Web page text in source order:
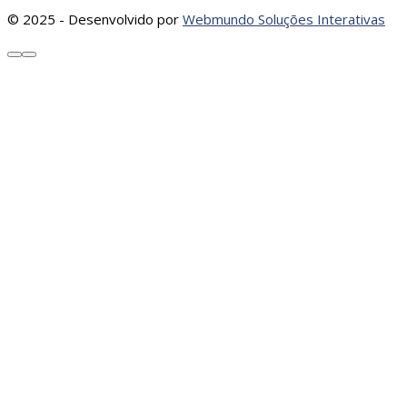
© 2025 - Desenvolvido por Webmundo Soluções Interativas